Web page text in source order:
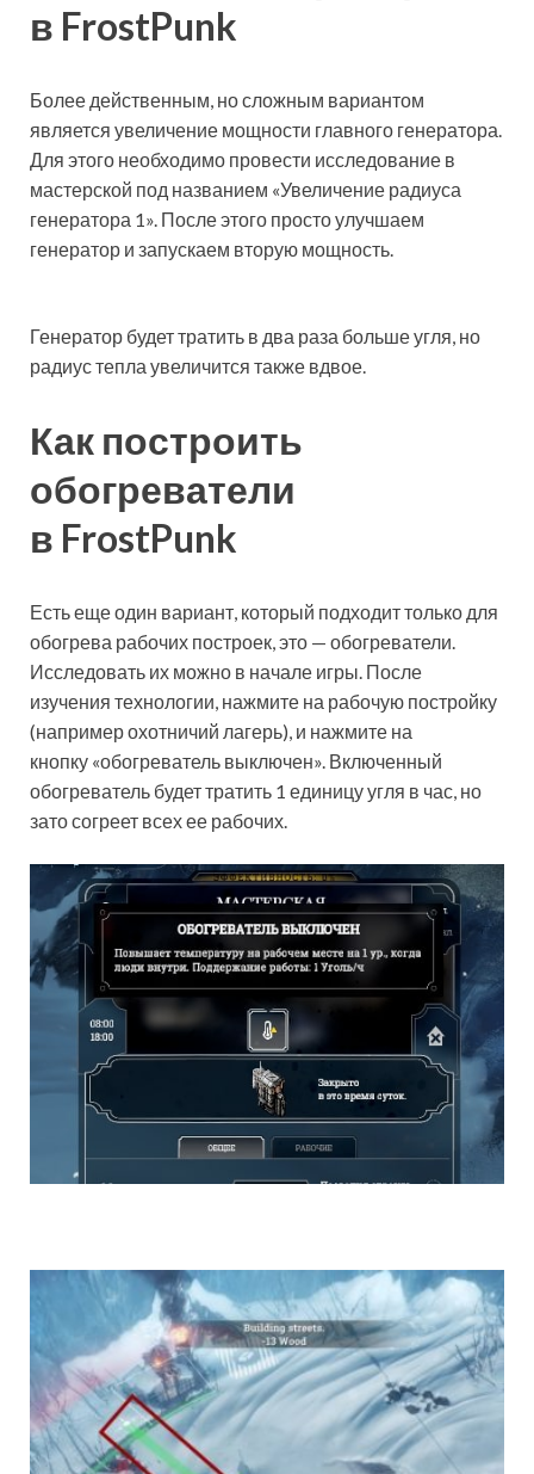
в FrostPunk
Более действенным, но сложным вариантом
является увеличение мощности главного генератора.
Для этого необходимо провести исследование в
мастерской под названием «Увеличение радиуса
генератора 1». После этого просто улучшаем
генератор и запускаем вторую мощность.
Генератор будет тратить в два раза больше угля, но
радиус тепла увеличится также вдвое.
Как построить
обогреватели
в FrostPunk
Есть еще один вариант, который подходит только для
обогрева рабочих построек, это — обогреватели.
Исследовать их можно в начале игры. После
изучения технологии, нажмите на рабочую постройку
(например охотничий лагерь), и нажмите на
кнопку «обогреватель выключен». Включенный
обогреватель будет тратить 1 единицу угля в час, но
зато согреет всех ее рабочих.